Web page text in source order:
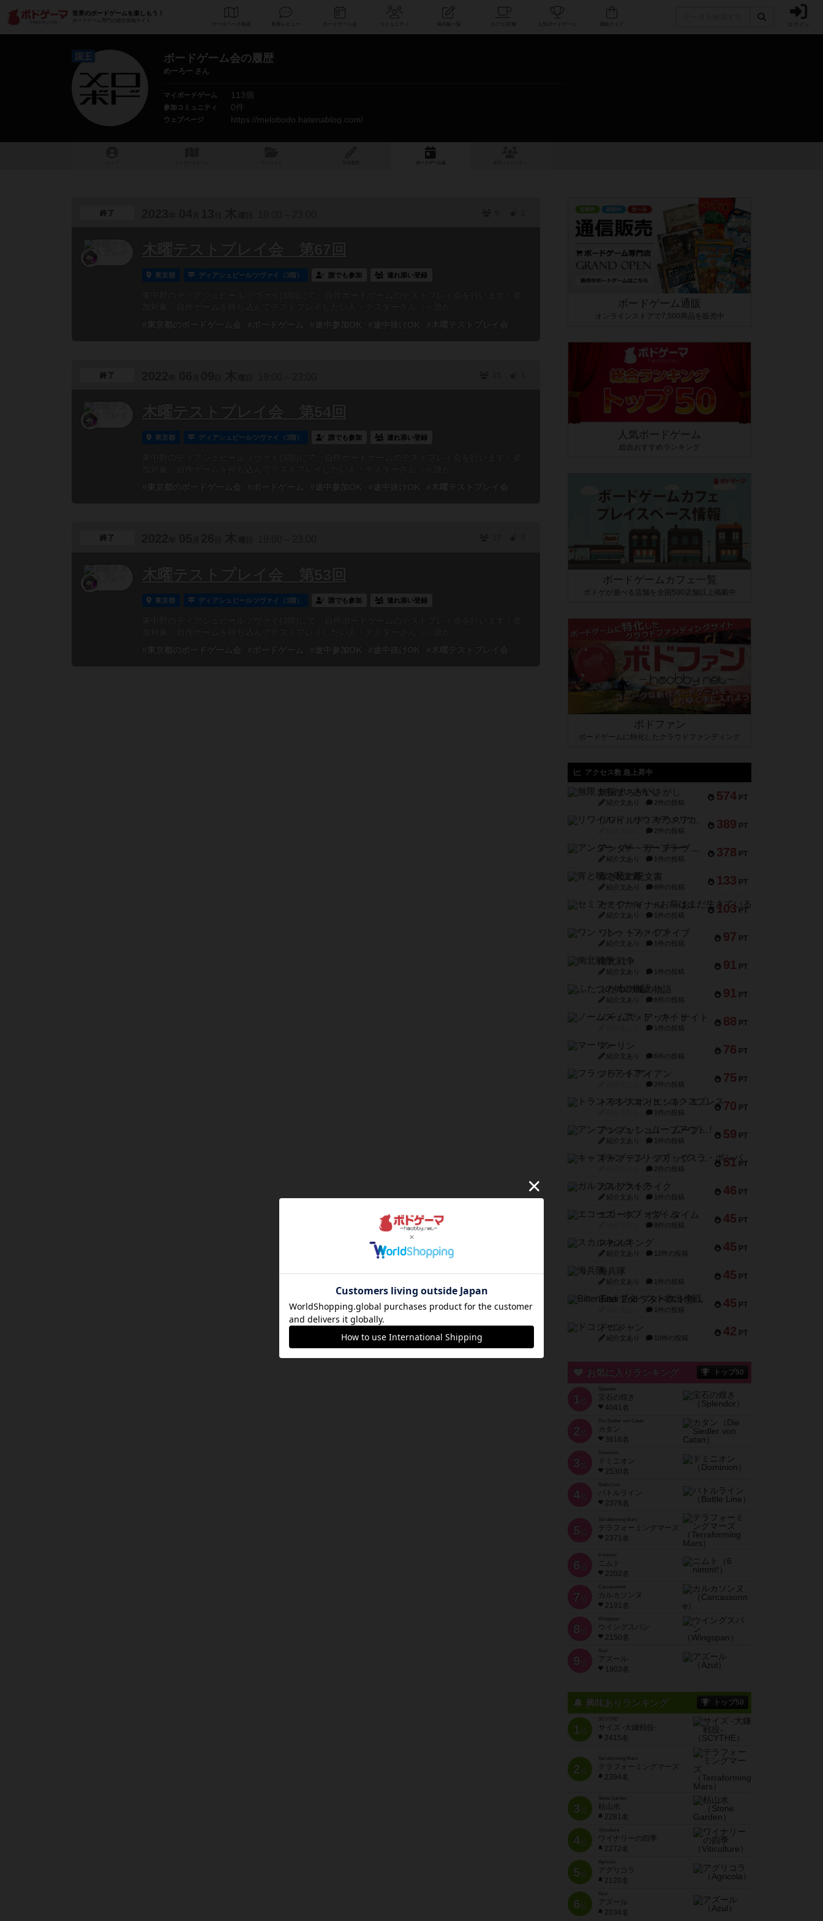
世界のボードゲームを楽しもう！
ボードゲーム専門の総合情報サイト
データベース コミュニティ 人気ボードゲーム ログイン
国王 ボードゲーム会の履歴
めーろー さん
マイボードゲーム 113個
参加コミュニティ 0件
ウェブページ https://melobodo.hatenablog.com/
ボ ドゲ ーム
終了
木曜テストプレイ会 第67回
東京都 ディアシュピールツヴァイ（3階） 誰でも参加 連れ添い登録
#東京都のボードゲーム会
#ボードゲーム #途中参加OK #途中抜けOK #木曜テストプレイ会
終了
木曜テストプレイ会 第54回
東京都 ディアシュピールツヴァイ（3階） 誰でも参加 連れ添い登録
#東京都のボードゲーム会
#ボードゲーム #途中参加OK #途中抜けOK #木曜テストプレイ会
終了
木曜テストプレイ会 第53回
東京都 ディアシュピールツヴァイ（3階） 誰でも参加 連れ添い登録
#東京都のボードゲーム会
#ボードゲーム #途中参加OK #途中抜けOK #木曜テストプレイ会
ボードゲーム通販
オンラインストアで7,500商品を販売中
人気ボードゲーム
総合おすすめランキング
ボードゲームカフェ一覧
ボドゲが遊べる店舗を全国500店舗以上掲載中
ボドファン
ボードゲームに特化したクラウドファンディング
アクセス数 急上昇中
574 PT
無限まちがいさがし
紹介文あり 2件の投稿
389 PT
リワイルド：サウスアメリカ
2件の投稿
378 PT
アンダー・ザ・テーブラー
紹介文あり 1件の投稿
133 PT
宵と暁の呪文書
紹介文あり 8件の投稿
103 PT
セミファイナル ～お前はまだ生きている～
紹介文あり 1件の投稿
97 PT
ワン・トゥ・ファイブ
紹介文あり 1件の投稿
91 PT
南北戦争
紹介文あり 1件の投稿
91 PT
ふたつの城の物語
紹介文あり 6件の投稿
88 PT
ノームズ・アット・ナイト
1件の投稿
76 PT
マーリン
紹介文あり 6件の投稿
75 PT
フラットアイアン
2件の投稿
70 PT
トランスオリエント・エクスプレス
1件の投稿
59 PT
アンブッシュ！：ムーブアウト！
紹介文あり 1件の投稿
51 PT
キャプテン・フリップ：イスラ・ボンバ
2件の投稿
46 PT
ガルフストライク
紹介文あり 1件の投稿
45 PT
エコーズ・オブ・タイム
8件の投稿
45 PT
スカルキング
紹介文あり 12件の投稿
45 PT
海兵隊
紹介文あり 1件の投稿
45 PT
Bitter End ブタペスト救出作戦
1件の投稿
42 PT
ドコジャン
紹介文あり 10件の投稿
お気に入りランキング トップ50
1 位
宝石の煌き
4041名
2 位
Die Siedler von Catan
カタン
3616名
3 位
ドミニオン
2530名
4位
Battle Line
バトルライン
2378名
5 位
Terraforming Mars
テラフォーミングマーズ
2371名
6 位
ニムト
2202名
7 位
Carcassonne
カルカソンヌ
2191名
8 位
Wingspan
ウイングスパン
2150名
9 位
Azul
アズール
1903名
興味ありランキング トップ50
1位
SCYTHE
サイズ -大鎌戦役-
2415名
2位
Terraforming Mars
テラフォーミングマーズ
2394名
3位
Stone Garden
枯山水
2281名
4位
Viticulture
ワイナリーの四季
2272名
5位
Agricola
アグリコラ
2120名
6位
Azul
アズール
2034名